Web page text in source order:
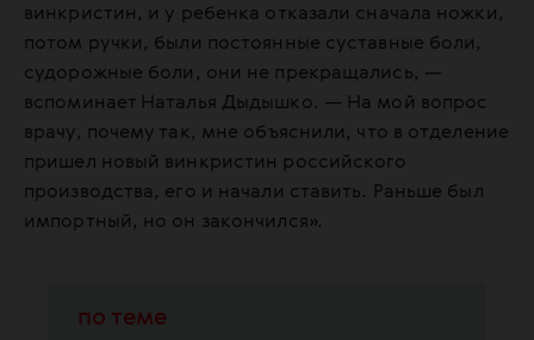
винкристин, и у ребенка отказали сначала ножки,
потом ручки, были постоянные суставные боли,
судорожные боли, они не прекращались, —
вспоминает Наталья Дыдышко. — На мой вопрос
врачу, почему так, мне объяснили, что в отделение
пришел новый винкристин российского
производства, его и начали ставить. Раньше был
импортный, но он закончился».
по теме